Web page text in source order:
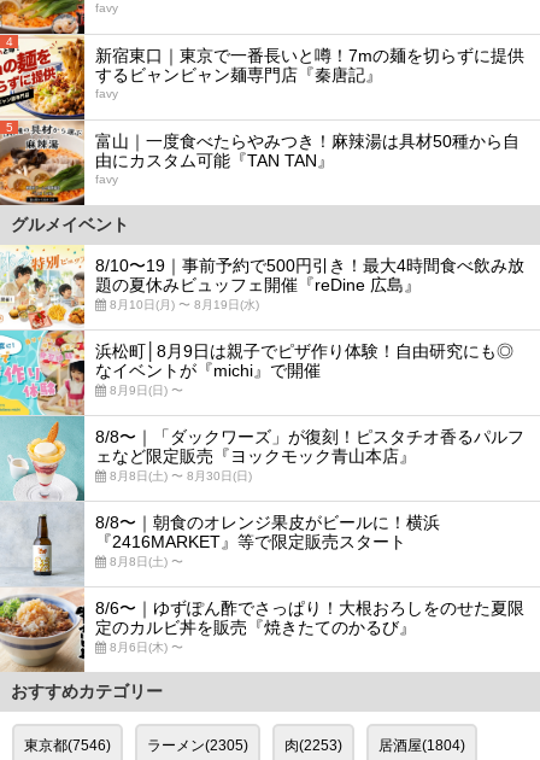
favy
4
新宿東口｜東京で一番長いと噂！7mの麺を切らずに提供
するビャンビャン麺専門店『秦唐記』
favy
5
富山｜一度食べたらやみつき！麻辣湯は具材50種から自
由にカスタム可能『TAN TAN』
favy
グルメイベント
8/10〜19｜事前予約で500円引き！最大4時間食べ飲み放
題の夏休みビュッフェ開催『reDine 広島』
8月10日(月) 〜 8月19日(水)
浜松町│8月9日は親子でピザ作り体験！自由研究にも◎
なイベントが『michi』で開催
8月9日(日) 〜
8/8〜｜「ダックワーズ」が復刻！ピスタチオ香るパルフ
ェなど限定販売『ヨックモック青山本店』
8月8日(土) 〜 8月30日(日)
8/8〜｜朝食のオレンジ果皮がビールに！横浜
『2416MARKET』等で限定販売スタート
8月8日(土) 〜
8/6〜｜ゆずぽん酢でさっぱり！大根おろしをのせた夏限
定のカルビ丼を販売『焼きたてのかるび』
8月6日(木) 〜
おすすめカテゴリー
東京都(7546) ラーメン(2305) 肉(2253) 居酒屋(1804)